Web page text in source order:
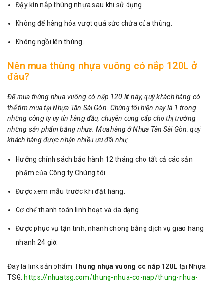
Đậy kín nắp thùng nhựa sau khi sử dụng.
Không để hàng hóa vượt quá sức chứa của thùng.
Không ngồi lên thùng.
Nên mua thùng nhựa vuông có nắp 120L ở
đâu?
Để mua thùng nhựa vuông có nắp 120 lít này, quý khách hàng có
thể tìm mua tại Nhựa Tân Sài Gòn. Chúng tôi hiện nay là 1 trong
những công ty uy tín hàng đầu, chuyên cung cấp cho thị trường
những sản phẩm bằng nhựa. Mua hàng ở Nhựa Tân Sài Gòn, quý
khách hàng được nhận nhiều ưu đãi như;
Hưởng chính sách bảo hành 12 tháng cho tất cả các sản
phẩm của Công ty Chúng tôi.
Được xem mẫu trước khi đặt hàng.
Cơ chế thanh toán linh hoạt và đa dạng.
Được phục vụ tận tình, nhanh chóng bằng dịch vụ giao hàng
nhanh 24 giờ.
Đây là link sản phẩm Thùng nhựa vuông có nắp 120L tại Nhựa
TSG: https://nhuatsg.com/thung-nhua-co-nap/thung-nhua-